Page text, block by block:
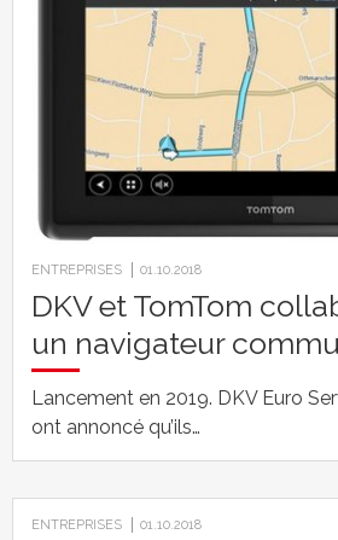
ENTREPRISES 01.10.2018
DKV et TomTom
un navigateur
Lancement en 2019. DKV Euro
ont annoncé qu’ils…
ENTREPRISES 01.10.2018